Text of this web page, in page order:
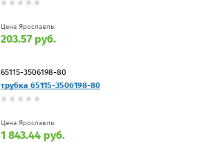
Цена Ярославль:
203.57 руб.
65115-3506198-80
трубка 65115-3506198-80
Цена Ярославль:
1 843.44 руб.